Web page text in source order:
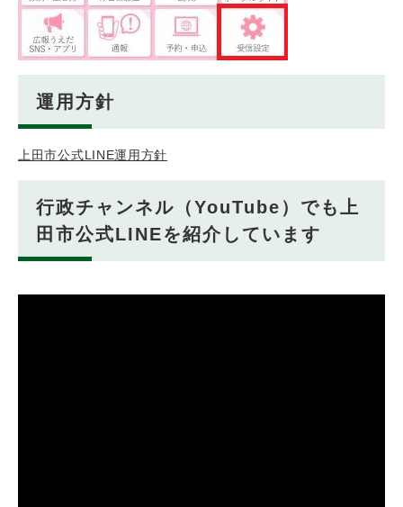
運用方針
上田市公式LINE運用方針
行政チャンネル（YouTube）でも上
田市公式LINEを紹介しています